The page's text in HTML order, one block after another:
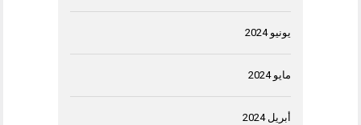
يونيو 2024
مايو 2024
أبريل 2024